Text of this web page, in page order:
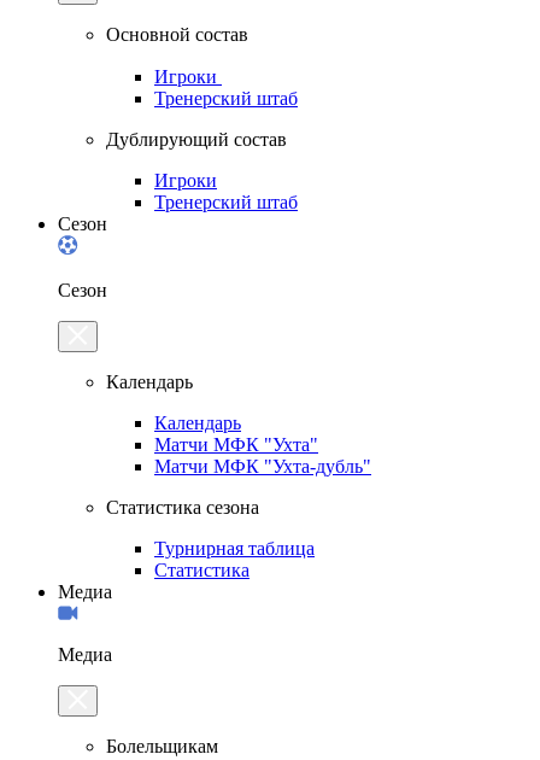
Основной состав
Игроки
Тренерский штаб
Дублирующий состав
Игроки
Тренерский штаб
Сезон
Сезон
Календарь
Календарь
Матчи МФК "Ухта"
Матчи МФК "Ухта-дубль"
Статистика сезона
Турнирная таблица
Статистика
Медиа
Медиа
Болельщикам